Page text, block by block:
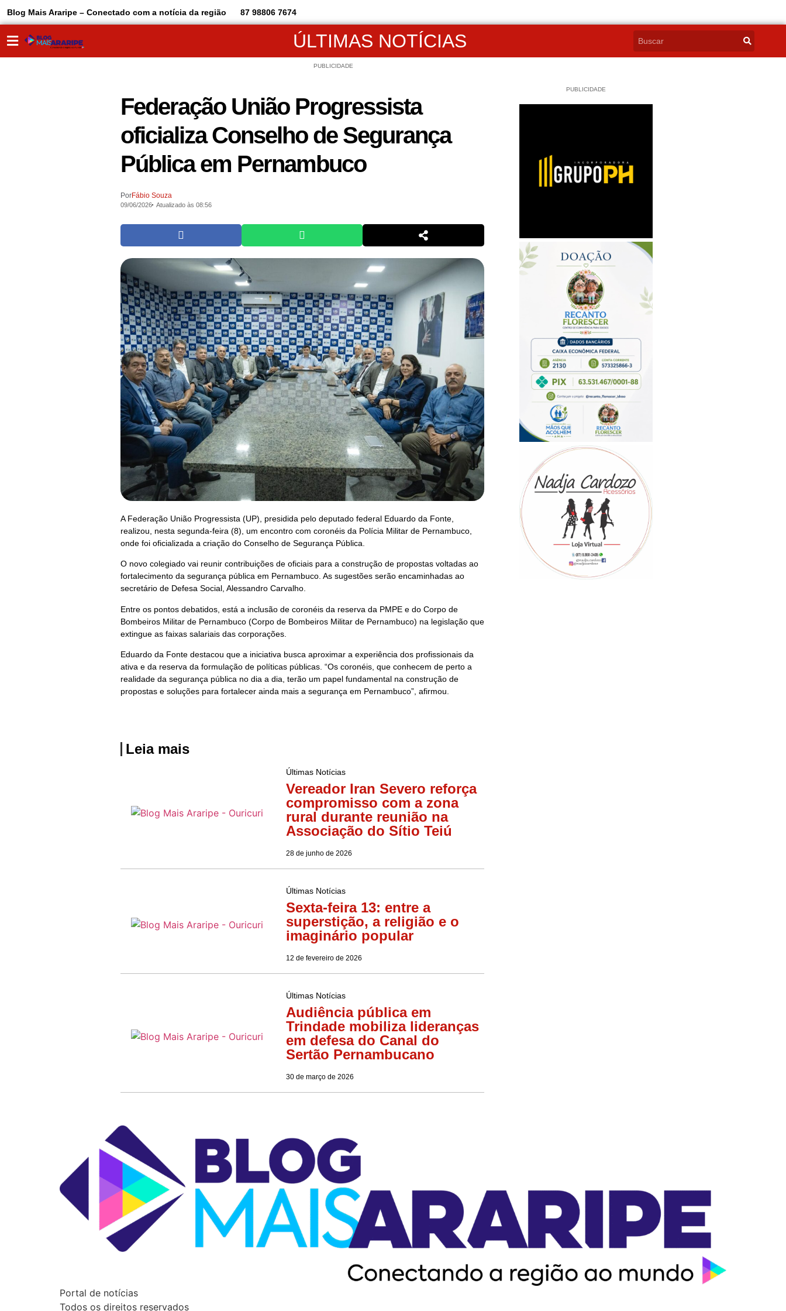
Blog Mais Araripe – Conectado com a notícia da região 87 98806 7674
ÚLTIMAS NOTÍCIAS
PUBLICIDADE
Federação União Progressista
oficializa Conselho de Segurança
Pública em Pernambuco
PorFábio Souza
09/06/2026 Atualizado às 08:56
A Federação União Progressista (UP), presidida pelo deputado federal Eduardo da Fonte,
realizou, nesta segunda-feira (8), um encontro com coronéis da Polícia Militar de Pernambuco,
onde foi oficializada a criação do Conselho de Segurança Pública.
O novo colegiado vai reunir contribuições de oficiais para a construção de propostas voltadas ao
fortalecimento da segurança pública em Pernambuco. As sugestões serão encaminhadas ao
secretário de Defesa Social, Alessandro Carvalho.
Entre os pontos debatidos, está a inclusão de coronéis da reserva da PMPE e do Corpo de
Bombeiros Militar de Pernambuco (Corpo de Bombeiros Militar de Pernambuco) na legislação que
extingue as faixas salariais das corporações.
Eduardo da Fonte destacou que a iniciativa busca aproximar a experiência dos profissionais da
ativa e da reserva da formulação de políticas públicas. “Os coronéis, que conhecem de perto a
realidade da segurança pública no dia a dia, terão um papel fundamental na construção de
propostas e soluções para fortalecer ainda mais a segurança em Pernambuco”, afirmou.
Leia mais
Últimas Notícias
Vereador Iran Severo reforça
compromisso com a zona
rural durante reunião na
Associação do Sítio Teiú
28 de junho de 2026
Últimas Notícias
Sexta-feira 13: entre a
superstição, a religião e o
imaginário popular
12 de fevereiro de 2026
Últimas Notícias
Audiência pública em
Trindade mobiliza lideranças
em defesa do Canal do
Sertão Pernambucano
30 de março de 2026
PUBLICIDADE
Portal de notícias
Todos os direitos reservados